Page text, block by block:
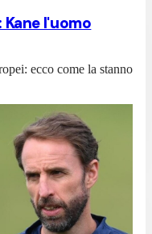
l'uomo
ecco come la stanno